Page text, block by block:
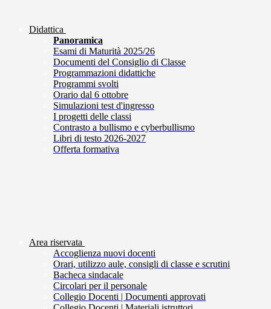
Didattica
Panoramica
Esami di Maturità 2025/26
Documenti del Consiglio di Classe
Programmazioni didattiche
Programmi svolti
Orario dal 6 ottobre
Simulazioni test d'ingresso
I progetti delle classi
Contrasto a bullismo e cyberbullismo
Libri di testo 2026-2027
Offerta formativa
Area riservata
Accoglienza nuovi docenti
Orari, utilizzo aule, consigli di classe e scrutini
Bacheca sindacale
Circolari per il personale
Collegio Docenti | Documenti approvati